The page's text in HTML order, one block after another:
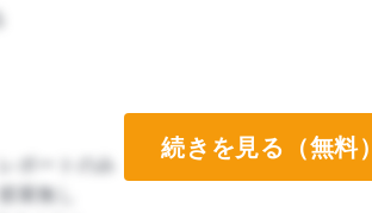
レポートのみ
授業無し
続きを見る（無料）